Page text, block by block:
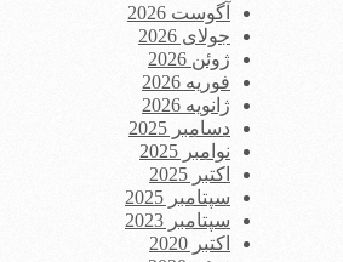
آگوست 2026
جولای 2026
ژوئن 2026
فوریه 2026
ژانویه 2026
دسامبر 2025
نوامبر 2025
اکتبر 2025
سپتامبر 2025
سپتامبر 2023
اکتبر 2020